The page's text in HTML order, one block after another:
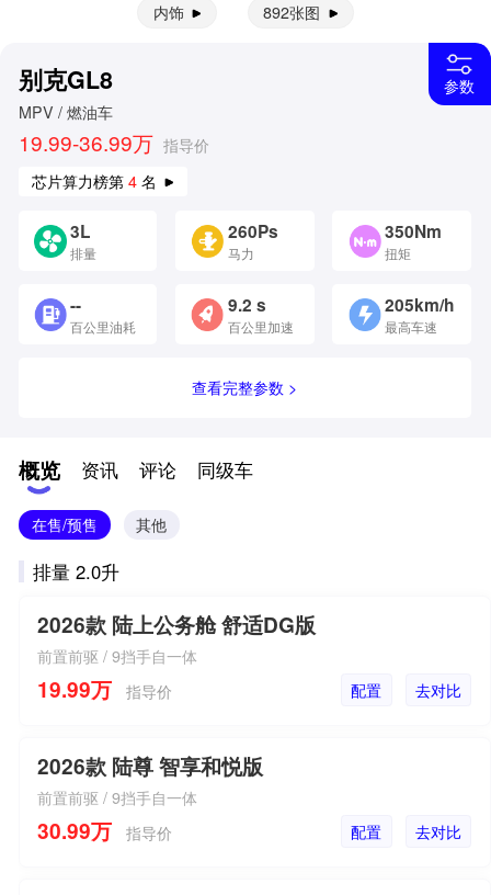
内饰 892张图
参数
别克GL8
MPV / 燃油车
19.99-36.99万 指导价
芯片算力榜第 4名
3L
排量
260Ps
马力
350Nm
扭矩
--
百公里油耗
9.2 s
百公里加速
205km/h
最高车速
查看完整参数 >
概览 资讯 评论 同级车
在售/预售 其他
排量 2.0升
2026款 陆上公务舱 舒适DG版
前置前驱 / 9挡手自一体
19.99万 指导价 去对比
配置
2026款 陆尊 智享和悦版
前置前驱 / 9挡手自一体
30.99万 指导价 去对比
配置